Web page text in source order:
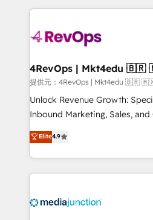
requirement). ✔️Helped over
far with our HubSpot
experience for your team and
提供元：4RevOps | Mkt4edu
Unlock Revenue Growth:
Inbound Marketing, Sales, and
specialize in driving revenue
across industries through
and customer success
methodologies. As Latin
offer unparalleled insights. Operating in five
Elite4.9